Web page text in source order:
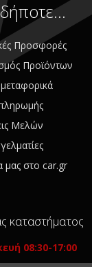
Προσφορές
Προϊόντων
Μελών
μας στο car.gr
καταστήματος
08:30-17:00